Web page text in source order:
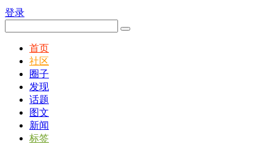
登录
首页
社区
圈子
发现
话题
图文
新闻
标签